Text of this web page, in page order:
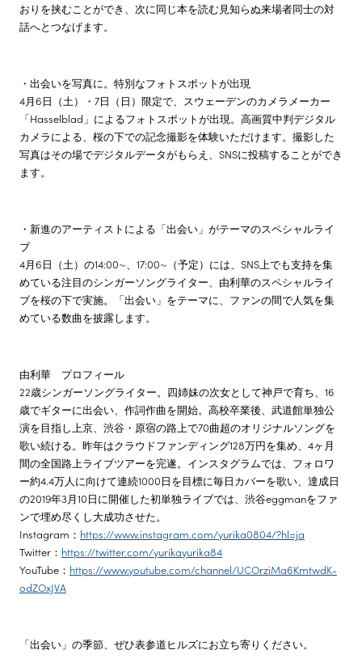
おりを挟むことができ、次に同じ本を読む見知らぬ来場者同士の対
話へとつなげます。
・出会いを写真に。特別なフォトスポットが出現
4月6日（土）・7日（日）限定で、スウェーデンのカメラメーカー
「Hasselblad」によるフォトスポットが出現。高画質中判デジタル
カメラによる、桜の下での記念撮影を体験いただけます。撮影した
写真はその場でデジタルデータがもらえ、SNSに投稿することができ
ます。
・新進のアーティストによる「出会い」がテーマのスペシャルライ
ブ
4月6日（土）の14:00~、17:00~（予定）には、SNS上でも支持を集
めている注目のシンガーソングライター、由利華のスペシャルライ
ブを桜の下で実施。「出会い」をテーマに、ファンの間で人気を集
めている数曲を披露します。
由利華 プロフィール
22歳シンガーソングライター。四姉妹の次女として神戸で育ち、16
歳でギターに出会い、作詞作曲を開始。高校卒業後、武道館単独公
演を目指し上京、渋谷・原宿の路上で70曲超のオリジナルソングを
歌い続ける。昨年はクラウドファンディング128万円を集め、4ヶ月
間の全国路上ライブツアーを完遂。インスタグラムでは、フォロワ
ー約4.4万人に向けて連続1000日を目標に毎日カバーを歌い、達成日
の2019年3月10日に開催した初単独ライブでは、渋谷eggmanをファ
ンで埋め尽くし大成功させた。
Instagram： https://www.instagram.com/yurika0804/?hl=ja
Twitter： https://twitter.com/yurikayurika84
YouTube： https://www.youtube.com/channel/UCOrziMa6KmtwdK-
odZOxJVA
「出会い」の季節、ぜひ表参道ヒルズにお立ち寄りください。